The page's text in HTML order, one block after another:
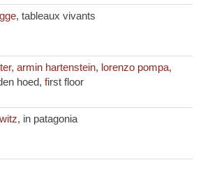
, tableaux vivants
, armin hartenstein, lorenzo pompa,
hoed, first floor
, in patagonia